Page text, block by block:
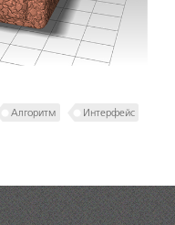
Алгоритм Интерфейс